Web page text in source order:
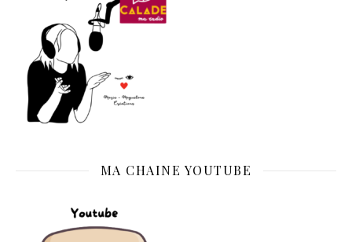
MA CHAINE YOUTUBE